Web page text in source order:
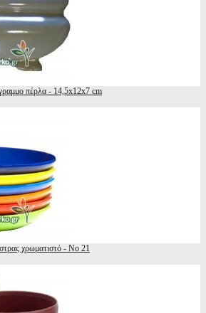
πέρλα - 14,5x12x7 cm
χρωματιστό - Νο 21